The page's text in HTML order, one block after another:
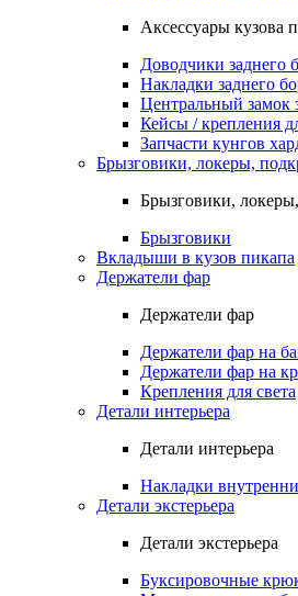
Аксессуары кузова
Доводчики заднего
Накладки заднего
Центральный замок
Кейсы / крепления
Запчасти кунгов
Брызговики, локеры,
Брызговики,
Брызговики
Вкладыши в кузов пикапа
Держатели фар
Держатели фар
Держатели фар на
Держатели фар на
Крепления для света
Детали интерьера
Детали интерьера
Накладки
Детали экстерьера
Детали экстерьера
Буксировочные